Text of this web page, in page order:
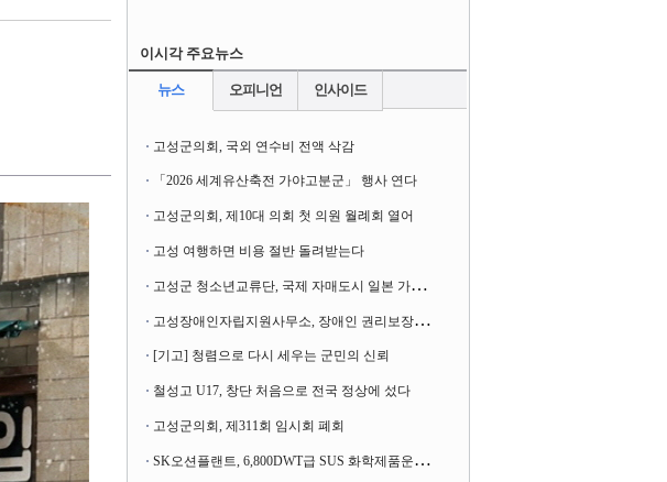
이시각 주요뉴스
뉴스 오피니언 인사이드
고성군의회, 국외 연수비 전액 삭감
「2026 세계유산축전 가야고분군」 행사 연다
고성군의회, 제10대 의회 첫 의원 월례회 열어
고성 여행하면 비용 절반 돌려받는다
고
성군 청소년교류단, 국제 자매도시 일본 가사오카시 찾아
고
성장애인자립지원사무소, 장애인 권리보장 촉구 1인 시위 벌여
[기고] 청렴으로 다시 세우는 군민의 신뢰
철성고 U17, 창단 처음으로 전국 정상에 섰다
고성군의회, 제311회 임시회 폐회
S
K오션플랜트, 6,800DWT급 SUS 화학제품운반선 2척 수주